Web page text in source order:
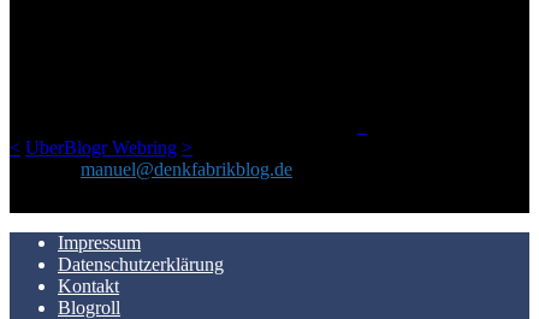
< UberBlogr Webring >
manuel@denkfabrikblog.de
Impressum
Datenschutzerklärung
Kontakt
Blogroll